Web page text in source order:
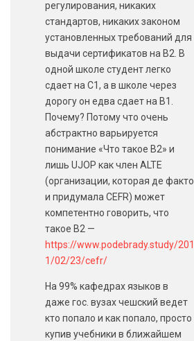
регулирования, никаких
стандартов, никаких законом
установленных требований для
выдачи сертификатов на В2. В
одной школе студент легко
сдает на С1, а в школе через
дорогу он едва сдает на В1.
Почему? Потому что очень
абстрактно варьируется
понимание «Что такое B2» и
лишь UJOP как член ALTE
(организации, которая де факто
и придумала CEFR) может
компетентно говорить, что
такое В2 —
https://www.podebrady.study/201
1/02/23/cefr/
На 99% кафедрах языков в
даже гос. вузах чешский ведет
кто попало и как попало, просто
купив учебники в ближайшем